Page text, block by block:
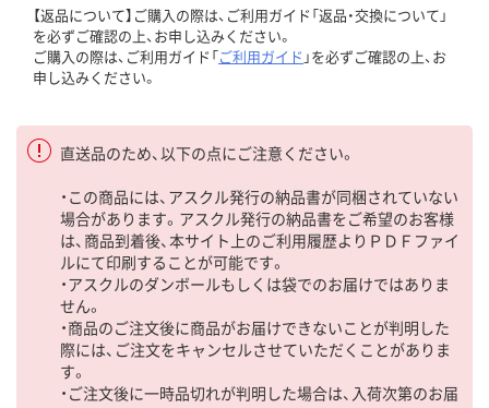
【返品について】ご購入の際は、ご利用ガイド「返品・交換について」
を必ずご確認の上、お申し込みください。
ご購入の際は、ご利用ガイド「ご利用ガイド 」を必ずご確認の上、お
申し込みください。
直送品のため、以下の点にご注意ください。
・この商品には、アスクル発行の納品書が同梱されていない
場合があります。アスクル発行の納品書をご希望のお客様
は、商品到着後、本サイト上のご利用履歴よりＰＤＦファイ
ルにて印刷することが可能です。
・アスクルのダンボールもしくは袋でのお届けではありま
せん。
・商品のご注文後に商品がお届けできないことが判明した
際には、ご注文をキャンセルさせていただくことがありま
す。
・ご注文後に一時品切れが判明した場合は、入荷次第のお届